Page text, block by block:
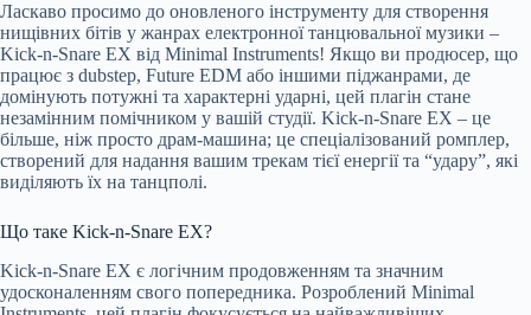
Ласкаво просимо до оновленого інструменту для створення
нищівних бітів у жанрах електронної танцювальної музики –
Kick-n-Snare EX від Minimal Instruments! Якщо ви продюсер, що
працює з dubstep, Future EDM або іншими піджанрами, де
домінують потужні та характерні ударні, цей плагін стане
незамінним помічником у вашій студії. Kick-n-Snare EX – це
більше, ніж просто драм-машина; це спеціалізований ромплер,
створений для надання вашим трекам тієї енергії та “удару”, які
виділяють їх на танцполі.
Що таке Kick-n-Snare EX?
Kick-n-Snare EX є логічним продовженням та значним
удосконаленням свого попередника. Розроблений Minimal